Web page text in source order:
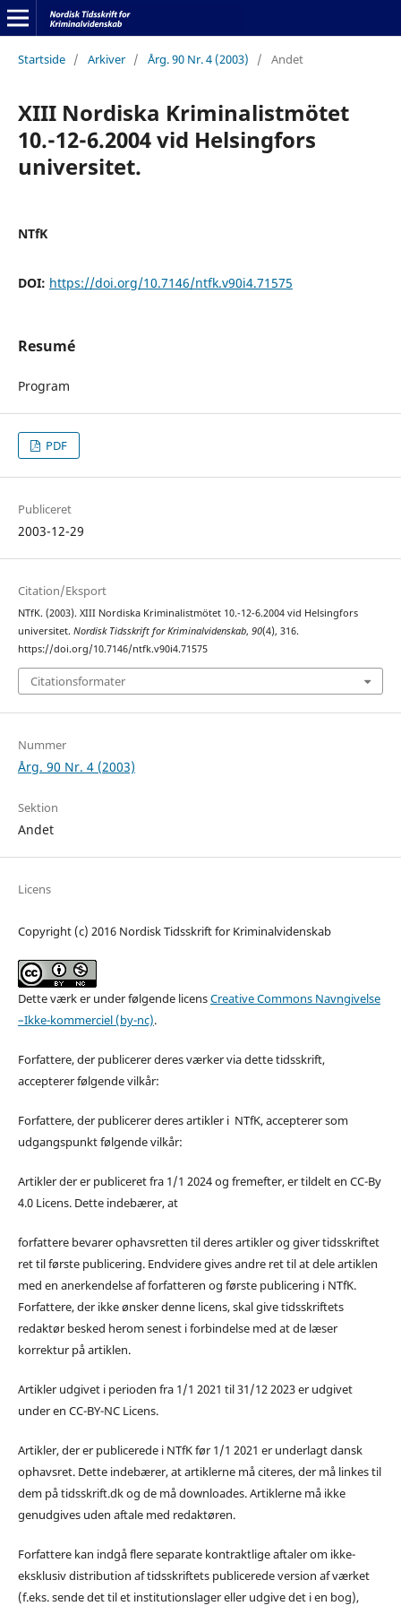
Startside / Arkiver / Årg. 90 Nr. 4 (2003) / Andet
XIII Nordiska Kriminalistmötet
10.-12-6.2004 vid Helsingfors
universitet.
NTfK
DOI: https://doi.org/10.7146/ntfk.v90i4.71575
Resumé
Program
PDF
Publiceret
2003-12-29
Citation/Eksport
NTfK. (2003). XIII Nordiska Kriminalistmötet 10.-12-6.2004 vid Helsingfors
universitet. Nordisk Tidsskrift for Kriminalvidenskab, 90(4), 316.
https://doi.org/10.7146/ntfk.v90i4.71575
Citationsformater
Nummer
Årg. 90 Nr. 4 (2003)
Sektion
Andet
Licens
Copyright (c) 2016 Nordisk Tidsskrift for Kriminalvidenskab
Dette værk er under følgende licensCreative Commons Navngivelse
–Ikke-kommerciel (by-nc).
Forfattere, der publicerer deres værker via dette tidsskrift,
accepterer følgende vilkår:
Forfattere, der publicerer deres artikler i NTfK, accepterer som
udgangspunkt følgende vilkår:
Artikler der er publiceret fra 1/1 2024 og fremefter, er tildelt en CC-By
4.0 Licens. Dette indebærer, at
forfattere bevarer ophavsretten til deres artikler og giver tidsskriftet
ret til første publicering. Endvidere gives andre ret til at dele artiklen
med en anerkendelse af forfatteren og første publicering i NTfK.
Forfattere, der ikke ønsker denne licens, skal give tidsskriftets
redaktør besked herom senest i forbindelse med at de læser
korrektur på artiklen.
Artikler udgivet i perioden fra 1/1 2021 til 31/12 2023 er udgivet
under en CC-BY-NC Licens.
Artikler, der er publicerede i NTfK før 1/1 2021 er underlagt dansk
ophavsret. Dette indebærer, at artiklerne må citeres, der må linkes til
dem på tidsskrift.dk og de må downloades. Artiklerne må ikke
genudgives uden aftale med redaktøren.
Forfattere kan indgå flere separate kontraktlige aftaler om ikke-
eksklusiv distribution af tidsskriftets publicerede version af værket
(f.eks. sende det til et institutionslager eller udgive det i en bog),